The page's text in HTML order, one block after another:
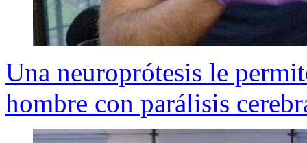
Una neuroprótesis le
hombre con parálisis